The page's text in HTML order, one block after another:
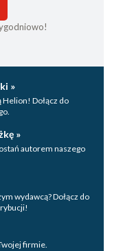
»
Helion! Dołącz do
»
autorem naszego
wydawcą? Dołącz do
firmie.